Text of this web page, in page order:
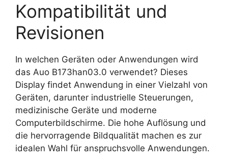
Kompatibilität und
Revisionen
In welchen Geräten oder Anwendungen wird
das Auo B173han03.0 verwendet? Dieses
Display findet Anwendung in einer Vielzahl von
Geräten, darunter industrielle Steuerungen,
medizinische Geräte und moderne
Computerbildschirme. Die hohe Auflösung und
die hervorragende Bildqualität machen es zur
idealen Wahl für anspruchsvolle Anwendungen.